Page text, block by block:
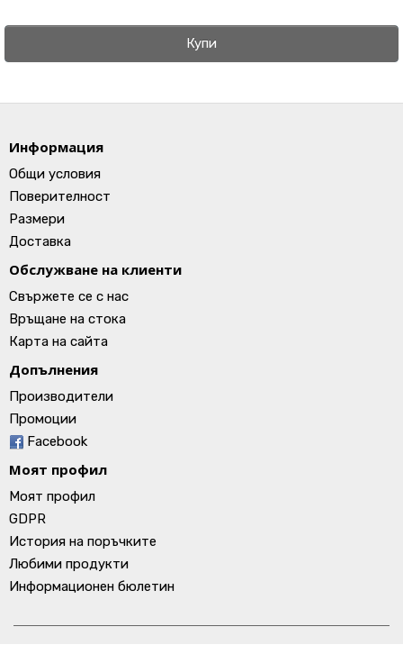
Купи
Информация
Общи условия
Поверителност
Размери
Доставка
Обслужване на клиенти
Свържете се с нас
Връщане на стока
Карта на сайта
Допълнения
Производители
Промоции
Facebook
Моят профил
Моят профил
GDPR
История на поръчките
Любими продукти
Информационен бюлетин